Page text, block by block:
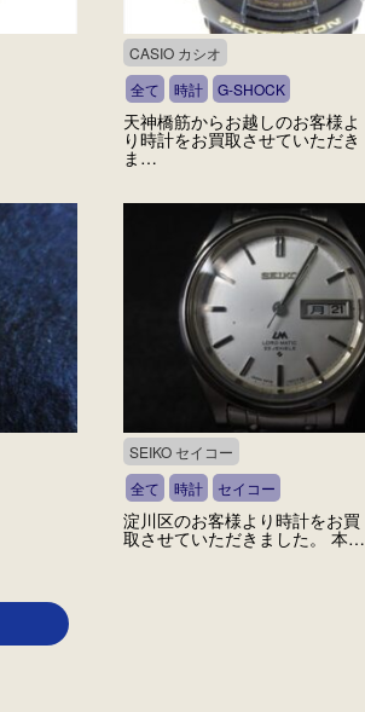
CASIO カシオ
全て
時計 G-SHOCK
天神橋筋からお越しのお客様よ
り時計をお買取させていただき
ま…
SEIKO セイコー
全て
時計 セイコー
淀川区のお客様より時計をお買
取させていただきました。 本…